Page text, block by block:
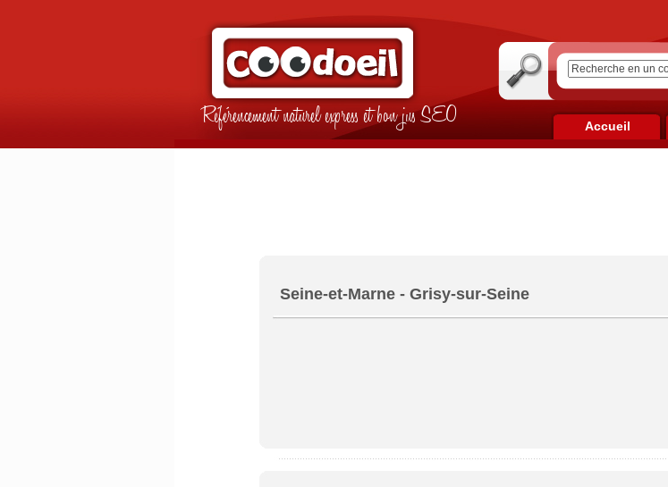
Référencement naturel express et bon jus SEO Accueil
Seine-et-Marne - Grisy-sur-Seine